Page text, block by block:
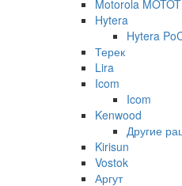
Motorola
Hytera
Hytera
Терек
Lira
Icom
Icom
Kenwood
Другие
Kirisun
Vostok
Аргут